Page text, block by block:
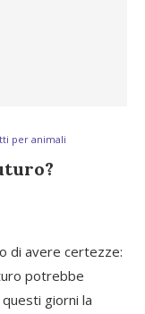
per animali
di avere certezze:
potrebbe
giorni la